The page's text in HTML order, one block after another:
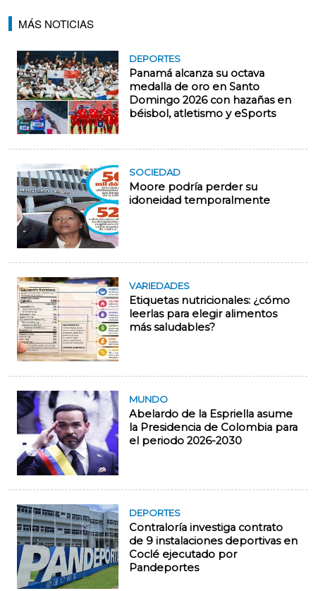
MÁS NOTICIAS
DEPORTES
Panamá alcanza su octava
medalla de oro en Santo
Domingo 2026 con hazañas en
béisbol, atletismo y eSports
SOCIEDAD
Moore podría perder su
idoneidad temporalmente
VARIEDADES
Etiquetas nutricionales: ¿cómo
leerlas para elegir alimentos
más saludables?
MUNDO
Abelardo de la Espriella asume
la Presidencia de Colombia para
el periodo 2026-2030
DEPORTES
Contraloría investiga contrato
de 9 instalaciones deportivas en
Coclé ejecutado por
Pandeportes